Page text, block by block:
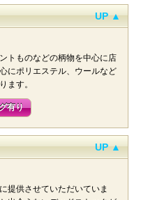
UP ▲
トものなどの柄物を中心に店
にポリエステル、ウールなど
ます。
有り
UP ▲
提供させていただいていま